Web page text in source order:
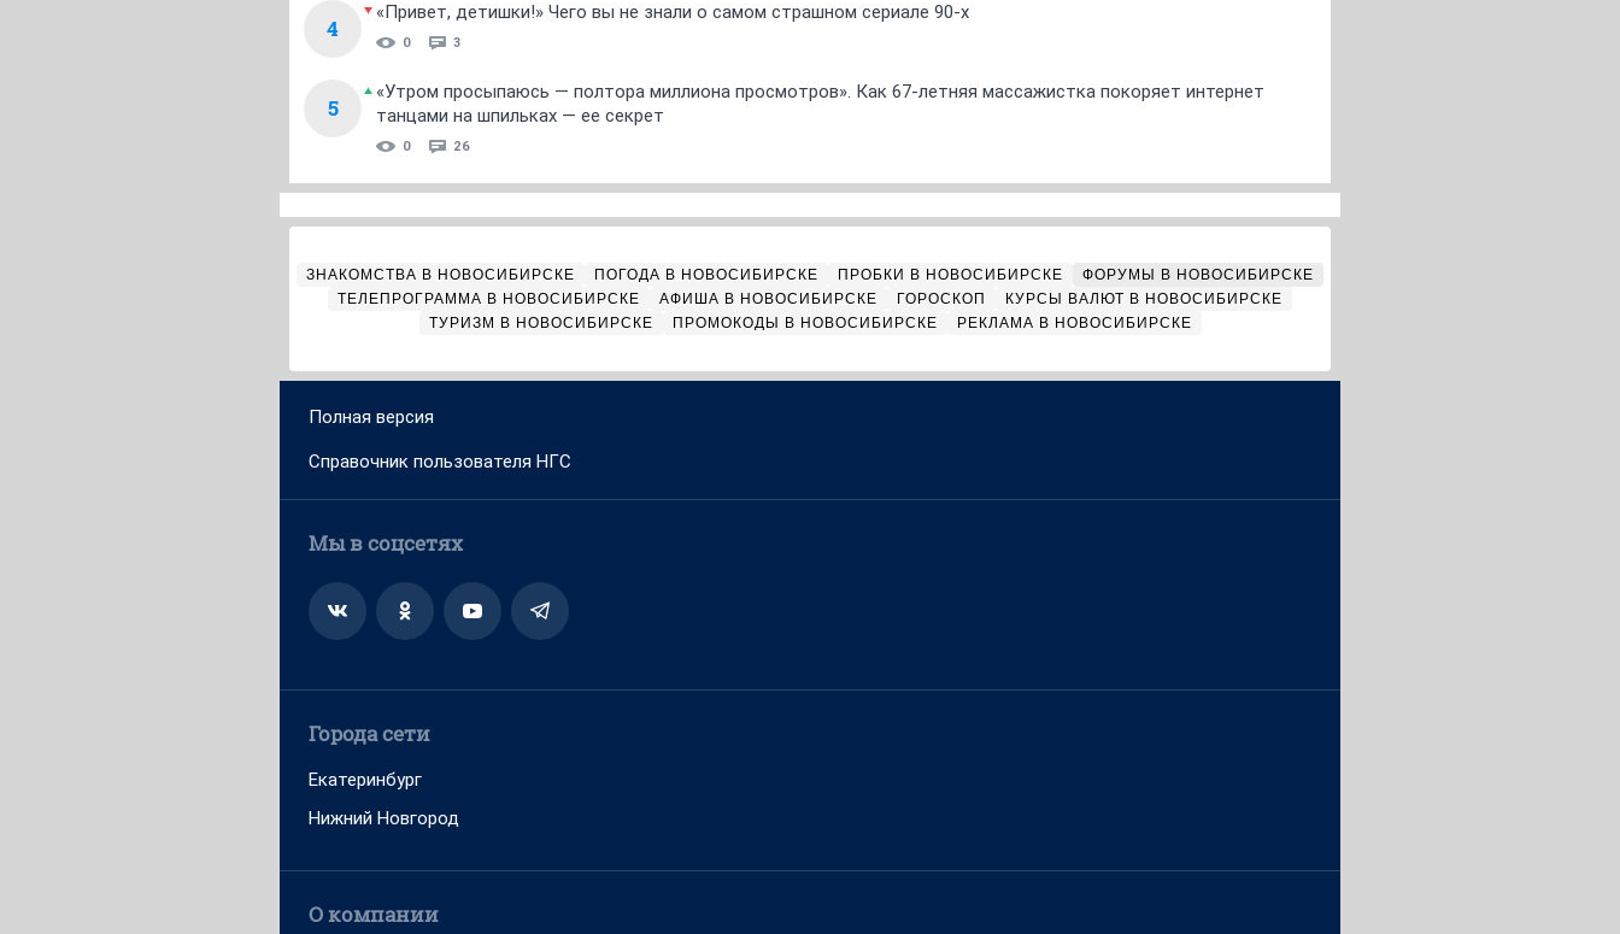
4
«Привет, детишки!» Чего вы не знали о самом страшном сериале 90-х
0 3
5
«Утром просыпаюсь — полтора миллиона просмотров». Как 67-летняя массажистка покоряет интернет
танцами на шпильках — ее секрет
0 26
ЗНАКОМСТВА В НОВОСИБИРСКЕ ПОГОДА В НОВОСИБИРСКЕ ПРОБКИ В НОВОСИБИРСКЕ
ФОРУМЫ В НОВОСИБИРСКЕ
ТЕЛЕПРОГРАММА В НОВОСИБИРСКЕ
АФИША В НОВОСИБИРСКЕ ГОРОСКОП
КУРСЫ ВАЛЮТ В НОВОСИБИРСКЕ
ТУРИЗМ В НОВОСИБИРСКЕ
ПРОМОКОДЫ В НОВОСИБИРСКЕ РЕКЛАМА В НОВОСИБИРСКЕ
Полная версия
Справочник пользователя НГС
Мы в соцсетях
Города сети
Екатеринбург
Нижний Новгород
О компании